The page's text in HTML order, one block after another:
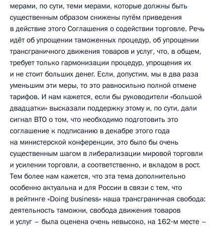
мерами, по сути, теми мерами, которые должны быть
существенным образом снижены путём приведения
в действие этого Соглашения о содействии торговле. Речь
идёт об упрощении таможенных процедур, об упрощении
трансграничного движения товаров и услуг, что, в общем,
требует только гармонизации процедур, упрощения их
и не стоит больших денег. Если, допустим, мы в два раза
уменьшим эти меры, то это равносильно полной отмене
тарифов. И нам кажется, если бы руководители «большой
двадцатки» высказали поддержку этому и, по сути, дали
сигнал ВТО о том, что необходимо подготовить это
соглашение к подписанию в декабре этого года
на министерской конференции, это было бы очень
существенным шагом в либерализации мировой торговли
и усилении торговли, а соответственно, и вкладом в рост.
Тем более нам кажется, что эта тема дополнительно
особенно актуальна и для России в связи с тем, что
в рейтинге «Doing business» наша трансграничная свобода:
деятельность таможни, свобода движения товаров
и услуг – была оценена очень невысоко, на 162‑м месте –